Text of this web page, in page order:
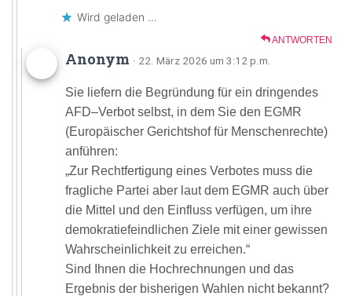
Wird geladen …
ANTWORTEN
Anonym · 22. März 2026 um 3:12 p.m.
Sie liefern die Begründung für ein dringendes
AFD–Verbot selbst, in dem Sie den EGMR
(Europäischer Gerichtshof für Menschenrechte)
anführen:
„Zur Rechtfertigung eines Verbotes muss die
fragliche Partei aber laut dem EGMR auch über
die Mittel und den Einfluss verfügen, um ihre
demokratiefeindlichen Ziele mit einer gewissen
Wahrscheinlichkeit zu erreichen.“
Sind Ihnen die Hochrechnungen und das
Ergebnis der bisherigen Wahlen nicht bekannt?